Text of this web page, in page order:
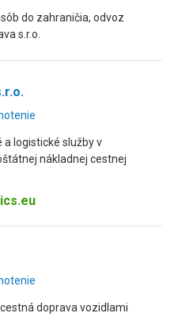
do zahraničia, odvoz
s.r.o.
logistické služby v
nákladnej cestnej
doprava vozidlami